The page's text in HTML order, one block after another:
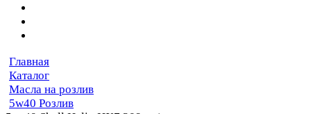
Главная
Каталог
Масла на розлив
5w40 Розлив